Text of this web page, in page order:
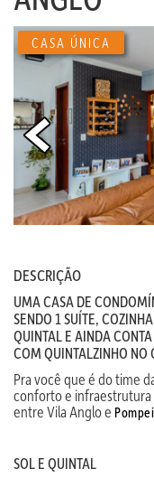
CASA ÚNICA
DESCRIÇÃO
UMA CASA DE
SENDO 1 SUÍTE,
QUINTAL E AINDA
COM QUINTALZINHO
Pra você que é do time
conforto e infraestrutura
entre Vila Anglo e
SOL E QUINTAL